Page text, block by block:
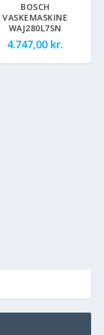
BOSCH
VASKEMASKINE
WAJ280L7SN
4.747,00 kr.